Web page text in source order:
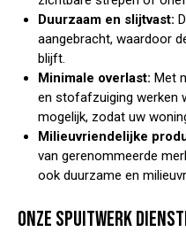
Duurzaam en slijtvast:
aangebracht, waardoor
blijft.
Minimale overlast: Met
en stofafzuiging werken
mogelijk, zodat uw
Milieuvriendelijke
van gerenommeerde
ook duurzame en
ONZE SPUITWERK